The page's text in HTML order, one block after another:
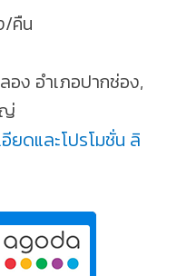
คืน
ง อำเภอปากช่อง,
ญ่
ยดและโปรโมชั่น ลิ